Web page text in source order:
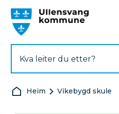
Du er her:
Heim Vikebygd skule